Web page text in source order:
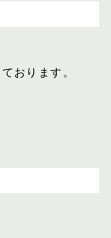
ております。